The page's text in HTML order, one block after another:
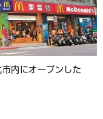
内にオープンした